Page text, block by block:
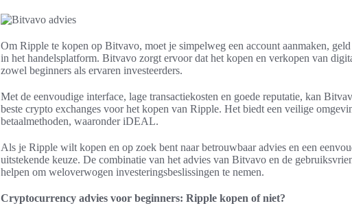
Om Ripple te kopen op Bitvavo, moet je simpelweg een account aanmaken,
in het handelsplatform. Bitvavo zorgt ervoor dat het kopen en verkopen van
zowel beginners als ervaren investeerders.
Met de eenvoudige interface, lage transactiekosten en goede reputatie, kan
beste crypto exchanges voor het kopen van Ripple. Het biedt een veilige
betaalmethoden, waaronder iDEAL.
Als je Ripple wilt kopen en op zoek bent naar betrouwbaar advies en een
uitstekende keuze. De combinatie van het advies van Bitvavo en de
helpen om weloverwogen investeringsbeslissingen te nemen.
Cryptocurrency advies voor beginners: Ripple kopen of niet?